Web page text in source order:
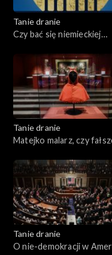
Tanie dranie
Czy bać się niemieckiej
Tanie dranie
Matejko malarz, czy
Tanie dranie
O nie-demokracji w